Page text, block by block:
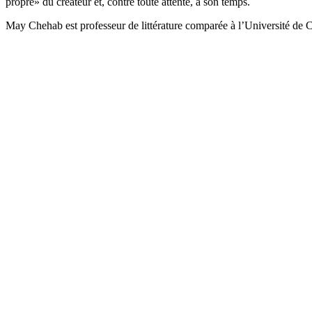
May Chehab est professeur de littérature comparée à l’Université de